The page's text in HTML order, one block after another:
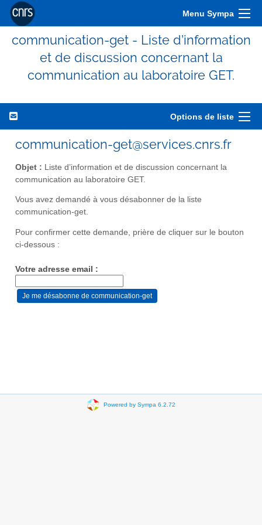
Menu Sympa
communication-get - Liste d’information
et de discussion concernant la
communication au laboratoire GET.
Options de liste
communication-get@services.cnrs.fr
Objet : Liste d’information et de discussion concernant la
communication au laboratoire GET.
Vous avez demandé à vous désabonner de la liste
communication-get.
Pour confirmer cette demande, prière de cliquer sur le bouton
ci-dessous :
Votre adresse email :
Powered by Sympa 6.2.72